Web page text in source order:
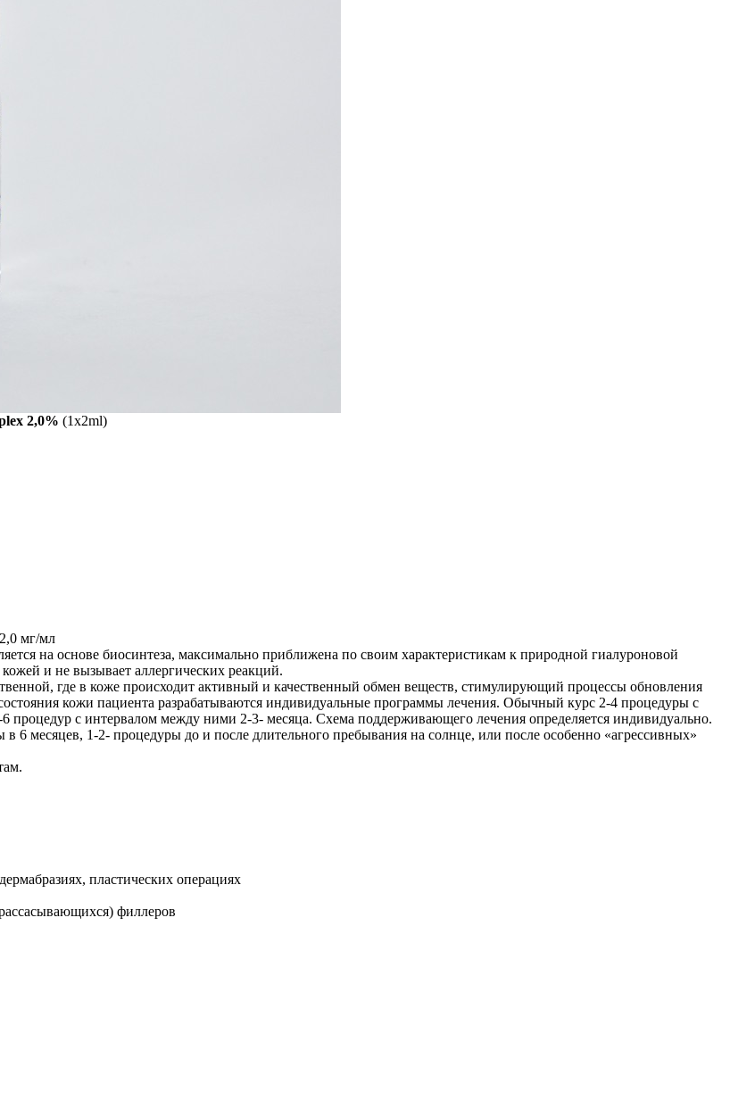
2,0% (1x2ml)
мг/мл
на основе биосинтеза, максимально приближена по своим характеристикам к природной гиалуроновой
и не вызывает аллергических реакций.
где в коже происходит активный и качественный обмен веществ, стимулирующий процессы обновления
кожи пациента разрабатываются индивидуальные программы лечения. Обычный курс 2-4 процедуры с
с интервалом между ними 2-3- месяца. Схема поддерживающего лечения определяется индивидуально.
месяцев, 1-2- процедуры до и после длительного пребывания на солнце, или после особенно «агрессивных»
пластических операциях
филлеров